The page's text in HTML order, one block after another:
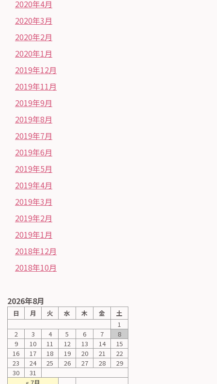
2020年4月
2020年3月
2020年2月
2020年1月
2019年12月
2019年11月
2019年9月
2019年8月
2019年7月
2019年6月
2019年5月
2019年4月
2019年3月
2019年2月
2019年1月
2018年12月
2018年10月
2026年8月
日 月 火 水 木 金 土
1
2
3 4 5 6 7
8
9
10 11 12 13 14
15
16
17 18 19 20 21
22
23
24 25 26 27 28
29
30
31